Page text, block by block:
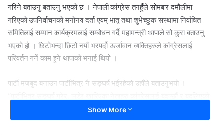
गरिने बताउनु बताउनु भएको छ । नेपाली कांग्रेस तनहुँले सोमबार दमौलीमा
गरिएको उपनिर्वाचनको मनोनय दर्ता एवम् भातृ तथा शुभेच्छुक सस्थामा निर्वाचित
समितिलाई सम्मान कार्यक्रमलाई सम्बोधन गर्दै महामन्त्री थापाले सो कुरा बताउनु
भएको हो । छिटोभन्दा छिटो नयाँ भरपर्दो ऊर्जावान व्यक्तिहरुले कांग्रेसलाई
परिवर्तन गर्ने काम हुने थापाको भनाई थियो ।
पार्टी मजबुद बनाउन पार्टीभित्र नै सङ्घर्ष भईरहेको उहाँले बताउनुभयो ।
कांग्रेसबाट नेपाललाई बदल्ने सङ्कल्प लिएका छौं’’ महामन्त्री थापाले भन्नुभयो ।
तनहुँ क्षेत्र नम्बर १ का उम्मेदवार गोविन्द भट्टराई परिपक्क तथा खारिएको नेता
Show More